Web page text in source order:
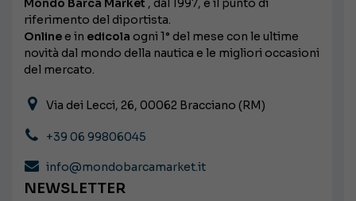
Mondo Barca Market , dal 1997, è il punto di
riferimento del diportista.
Online e in edicola ogni 1° del mese con le ultime
novità dal mondo della nautica e le migliori occasioni
del mercato.
Via dei Lecci, 26, 00062 Bracciano (RM)
+39 06 99806045
info@mondobarcamarket.it
NEWSLETTER